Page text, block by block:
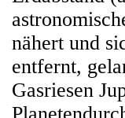
nähert und
entfernt,
Gasriesen